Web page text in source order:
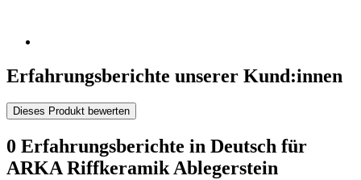
Erfahrungsberichte unserer Kund:innen
Dieses Produkt bewerten
0 Erfahrungsberichte in Deutsch für
ARKA Riffkeramik Ablegerstein